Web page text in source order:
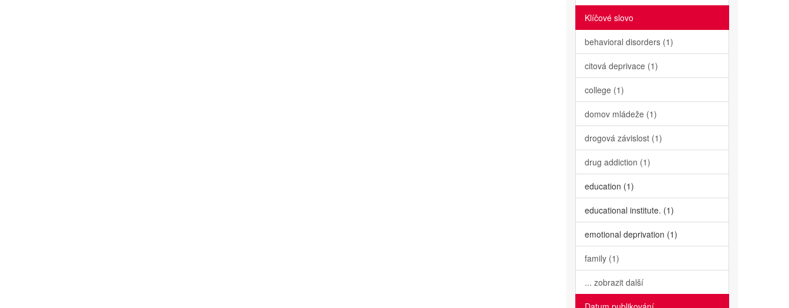
Klíčové slovo
behavioral disorders (1)
citová deprivace (1)
college (1)
domov mládeže (1)
drogová závislost (1)
drug addiction (1)
education (1)
educational institute. (1)
emotional deprivation (1)
family (1)
... zobrazit další